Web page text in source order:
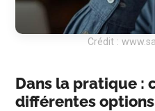
Crédit :
Dans la pratique :
différentes